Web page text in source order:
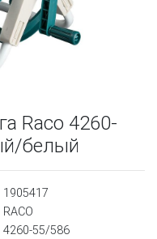
Raco 4260-
белый
1905417
RACO
4260-55/586